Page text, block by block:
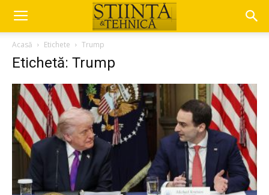
Acasă Etichete Trump
Etichetă: Trump